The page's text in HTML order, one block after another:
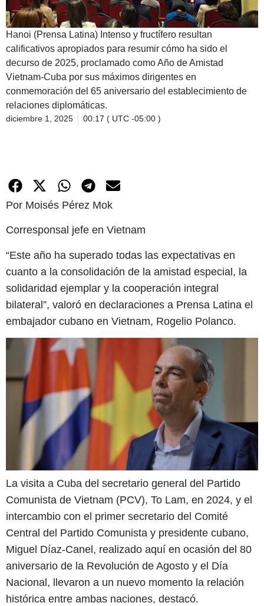
Hanoi (Prensa Latina) Intenso y fructífero resultan
calificativos apropiados para resumir cómo ha sido el
decurso de 2025, proclamado como Año de Amistad
Vietnam-Cuba por sus máximos dirigentes en
conmemoración del 65 aniversario del establecimiento de
relaciones diplomáticas.
diciembre 1, 2025 00:17 ( UTC -05:00 )
Por Moisés Pérez Mok
Corresponsal jefe en Vietnam
“Este año ha superado todas las expectativas en
cuanto a la consolidación de la amistad especial, la
solidaridad ejemplar y la cooperación integral
bilateral”, valoró en declaraciones a Prensa Latina el
embajador cubano en Vietnam, Rogelio Polanco.
La visita a Cuba del secretario general del Partido
Comunista de Vietnam (PCV), To Lam, en 2024, y el
intercambio con el primer secretario del Comité
Central del Partido Comunista y presidente cubano,
Miguel Díaz-Canel, realizado aquí en ocasión del 80
aniversario de la Revolución de Agosto y el Día
Nacional, llevaron a un nuevo momento la relación
histórica entre ambas naciones, destacó.